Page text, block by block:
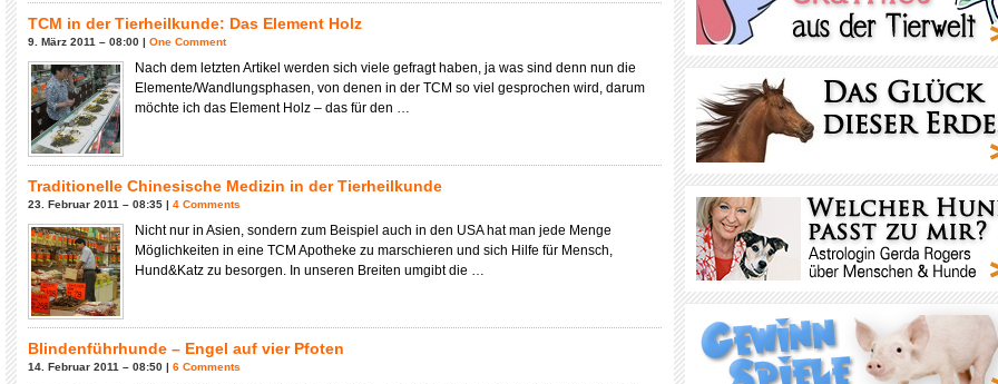
TCM in der Tierheilkunde: Das Element Holz
9. März 2011 – 08:00 | One Comment
Nach dem letzten Artikel werden sich viele gefragt haben, ja was sind denn nun die
Elemente/Wandlungsphasen, von denen in der TCM so viel gesprochen wird, darum
möchte ich das Element Holz – das für den …
Traditionelle Chinesische Medizin in der Tierheilkunde
23. Februar 2011 – 08:35 | 4 Comments
Nicht nur in Asien, sondern zum Beispiel auch in den USA hat man jede Menge
Möglichkeiten in eine TCM Apotheke zu marschieren und sich Hilfe für Mensch,
Hund&Katz zu besorgen. In unseren Breiten umgibt die …
Blindenführhunde – Engel auf vier Pfoten
14. Februar 2011 – 08:50 | 6 Comments